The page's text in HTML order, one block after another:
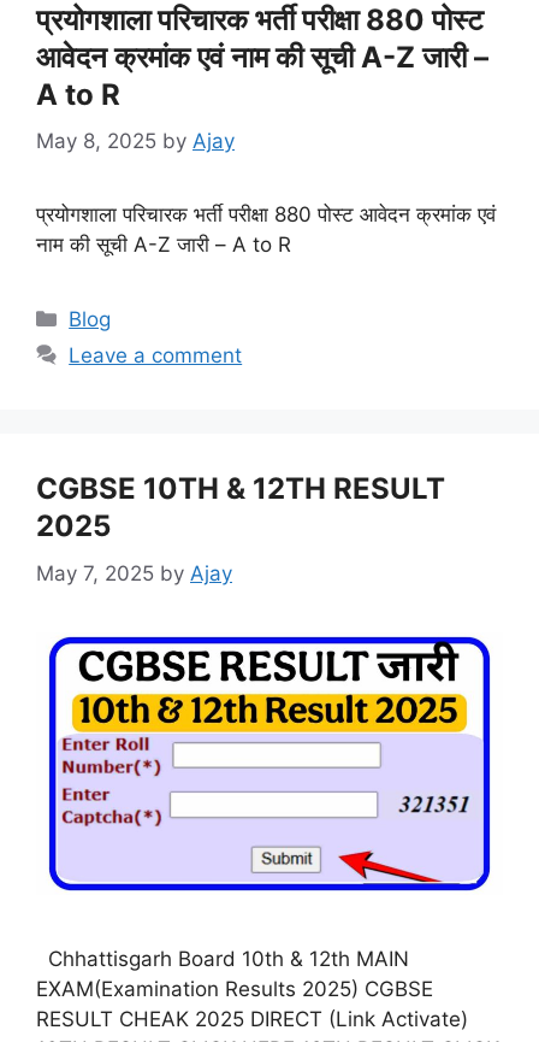
प्रयोगशाला परिचारक भर्ती परीक्षा 880 पोस्ट
आवेदन क्रमांक एवं नाम की सूची A-Z जारी –
A to R
May 8, 2025 by Ajay
प्रयोगशाला परिचारक भर्ती परीक्षा 880 पोस्ट आवेदन क्रमांक एवं
नाम की सूची A-Z जारी – A to R
Categories
Blog
Leave a comment
CGBSE 10TH & 12TH RESULT
2025
May 7, 2025 by Ajay
Chhattisgarh Board 10th & 12th MAIN
EXAM(Examination Results 2025) CGBSE
RESULT CHEAK 2025 DIRECT (Link Activate)